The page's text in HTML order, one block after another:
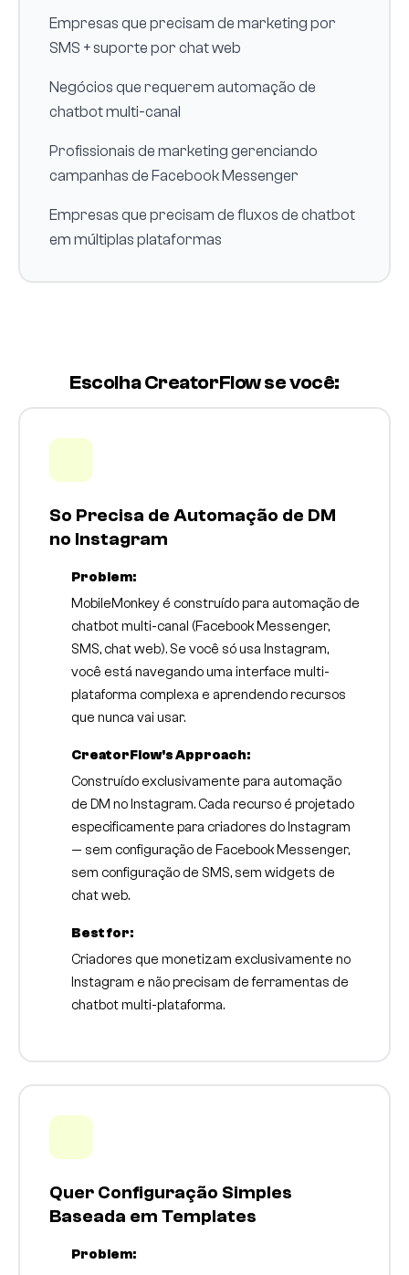
Empresas que precisam de marketing por
SMS + suporte por chat web
Negócios que requerem automação de
chatbot multi-canal
Profissionais de marketing gerenciando
campanhas de Facebook Messenger
Empresas que precisam de fluxos de chatbot
em múltiplas plataformas
Escolha CreatorFlow se você:
So Precisa de Automação de DM
no Instagram
Problem:
MobileMonkey é construído para automação de
chatbot multi-canal (Facebook Messenger,
SMS, chat web). Se você só usa Instagram,
você está navegando uma interface multi-
plataforma complexa e aprendendo recursos
que nunca vai usar.
CreatorFlow's Approach:
Construído exclusivamente para automação
de DM no Instagram. Cada recurso é projetado
especificamente para criadores do Instagram
— sem configuração de Facebook Messenger,
sem configuração de SMS, sem widgets de
chat web.
Best for:
Criadores que monetizam exclusivamente no
Instagram e não precisam de ferramentas de
chatbot multi-plataforma.
Quer Configuração Simples
Baseada em Templates
Problem: